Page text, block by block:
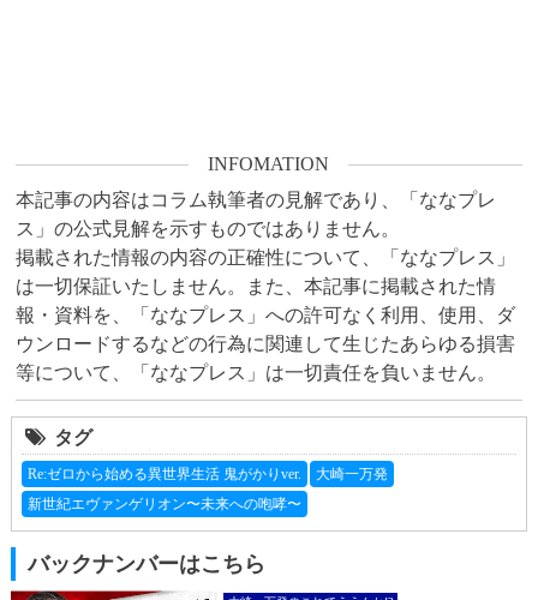
INFOMATION
本記事の内容はコラム執筆者の見解であり、「ななプレ
ス」の公式見解を示すものではありません。
掲載された情報の内容の正確性について、「ななプレス」
は一切保証いたしません。また、本記事に掲載された情
報・資料を、「ななプレス」への許可なく利用、使用、ダ
ウンロードするなどの行為に関連して生じたあらゆる損害
等について、「ななプレス」は一切責任を負いません。
タグ
Re:ゼロから始める異世界生活 鬼がかりver.
大崎一万発
新世紀エヴァンゲリオン〜未来への咆哮〜
バックナンバーはこちら